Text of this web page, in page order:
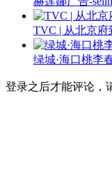
TVC | 从北京府
绿城·海口桃李
登录之后才能评论，